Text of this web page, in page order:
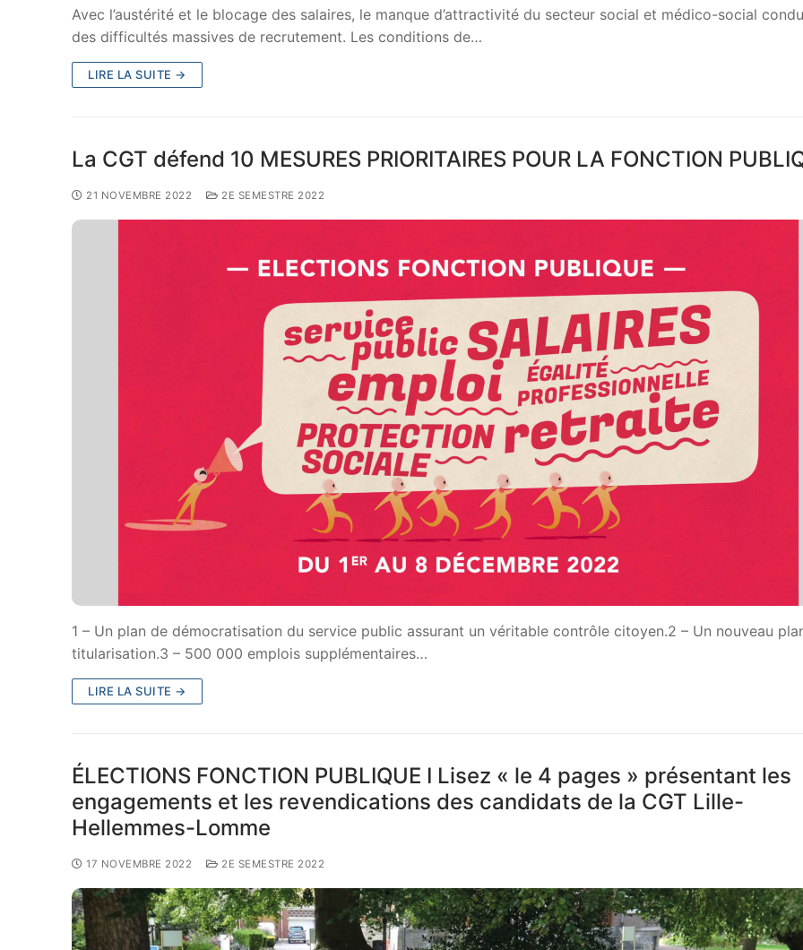
Avec l’austérité et le blocage des salaires, le manque d’attractivité du secteur social et médico-social
des difficultés massives de recrutement. Les conditions de…
LIRE LA SUITE →
La CGT défend 10 MESURES PRIORITAIRES POUR LA FONCTION
21 NOVEMBRE 2022 2E SEMESTRE 2022
1 – Un plan de démocratisation du service public assurant un véritable contrôle citoyen.2 – Un nouveau
titularisation.3 – 500 000 emplois supplémentaires…
LIRE LA SUITE →
ÉLECTIONS FONCTION PUBLIQUE I Lisez « le 4 pages » présentant les
engagements et les revendications des candidats de la CGT Lille-
Hellemmes-Lomme
17 NOVEMBRE 2022 2E SEMESTRE 2022